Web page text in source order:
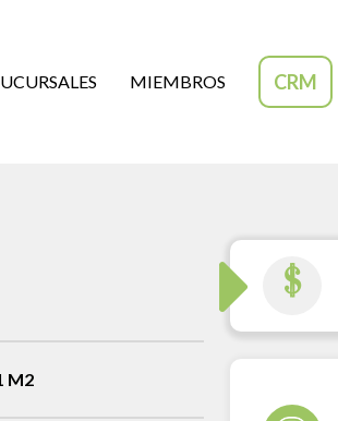
MIEMBROS CRM
M2
$